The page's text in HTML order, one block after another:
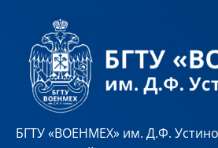
БГТУ «ВОЕНМЕХ» им. Д.Ф.